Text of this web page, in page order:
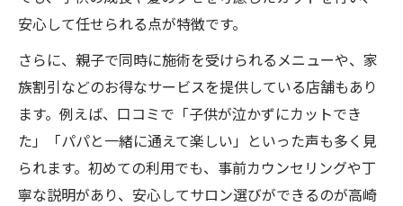
安心して任せられる点が特徴です。
さらに、親子で同時に施術を受けられるメニューや、家
族割引などのお得なサービスを提供している店舗もあり
ます。例えば、口コミで「子供が泣かずにカットでき
た」「パパと一緒に通えて楽しい」といった声も多く見
られます。初めての利用でも、事前カウンセリングや丁
寧な説明があり、安心してサロン選びができるのが高崎